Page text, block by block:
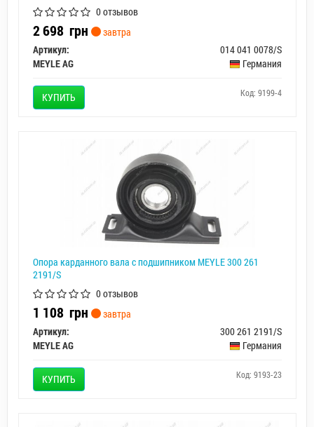
0 отзывов
2 698 грн
завтра
Артикул:
014 041 0078/S
MEYLE AG
Германия
КУПИТЬ Код: 9199-4
Опора карданного вала с подшипником MEYLE 300 261
2191/S
0 отзывов
1 108 грн
завтра
Артикул:
300 261 2191/S
MEYLE AG
Германия
КУПИТЬ Код: 9193-23